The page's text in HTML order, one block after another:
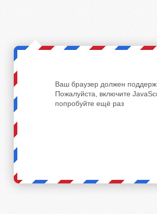
Ваш браузер должен
Пожалуйста, включите
попробуйте ещё раз